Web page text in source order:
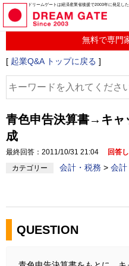
ドリームゲートは経済産業省後援で2003年に発足し
起業に関するみんなの質問投稿
起業Q&A
無料で専門
[ 起業Q&A トップに戻る ]
青色申告決算書→キャ
成
最終回答：2011/10/31 21:04
回答
カテゴリー
会計・税務 > 会計
QUESTION